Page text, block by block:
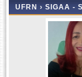
UFRN › SIGAA -